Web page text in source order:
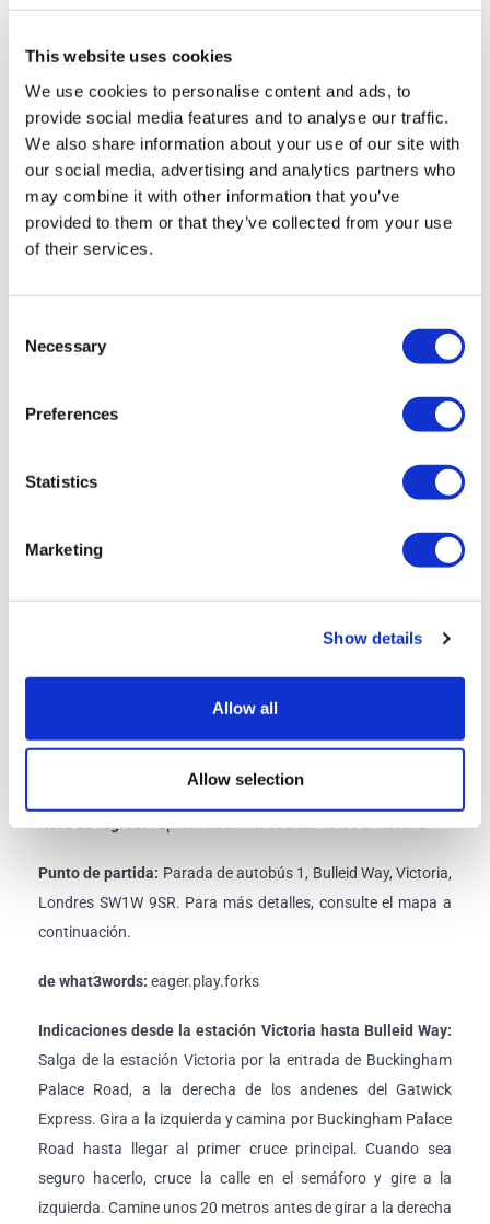
This website uses cookies
We use cookies to personalise content and ads, to
provide social media features and to analyse our traffic.
We also share information about your use of our site with
our social media, advertising and analytics partners who
may combine it with other information that you’ve
provided to them or that they’ve collected from your use
of their services.
Selection
Necessary
Preferences
Statistics
Marketing
Show details
Allow all
Allow selection
Essential
Viaja cómodamente a tu destino con un guía experto en vivo. Esta opción
no incluye la entrada a las atracciones; en su lugar, dispondrá de tiempo
libre para explorar los destinos a su antojo.
Classic
Disfrute de un viaje panorámico hasta su destino con un guía profesional.
Esta opción incluye la entrada al Christ Church College y a la capilla del
asientos premium y un guía experto en directo. Además, disfrute de un
almuerzo para llevar. Una vez en cada lugar, tendrás acceso a Christ
Church College y a la capilla de King's College, lo que te brindará una
Hazclic aquípara ver el menú del paquete de almuerzo Signature.
Programa
Días de salida:martes, jueves y sábado
8:30 a. m.
Punto de partida: Parada de autobús 1, Bulleid Way, Victoria,
Londres SW1W 9SR. Para más detalles, consulte el mapa a
continuación.
de what3words: eager.play.forks
Indicaciones desde la estación Victoria hasta Bulleid Way:
Salga de la estación Victoria por la entrada de Buckingham
Palace Road, a la derecha de los andenes del Gatwick
Express. Gira a la izquierda y camina por Buckingham Palace
Road hasta llegar al primer cruce principal. Cuando sea
seguro hacerlo, cruce la calle en el semáforo y gire a la
izquierda. Camine unos 20 metros antes de girar a la derecha